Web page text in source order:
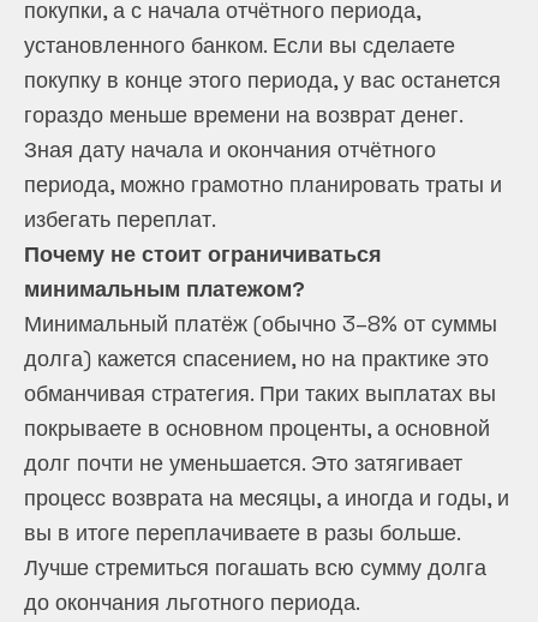
покупки, а с начала отчётного периода,
установленного банком. Если вы сделаете
покупку в конце этого периода, у вас останется
гораздо меньше времени на возврат денег.
Зная дату начала и окончания отчётного
периода, можно грамотно планировать траты и
избегать переплат.
Почему не стоит ограничиваться
минимальным платежом?
Минимальный платёж (обычно 3–8% от суммы
долга) кажется спасением, но на практике это
обманчивая стратегия. При таких выплатах вы
покрываете в основном проценты, а основной
долг почти не уменьшается. Это затягивает
процесс возврата на месяцы, а иногда и годы, и
вы в итоге переплачиваете в разы больше.
Лучше стремиться погашать всю сумму долга
до окончания льготного периода.